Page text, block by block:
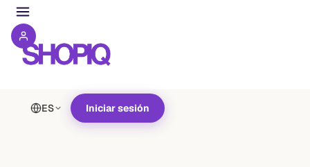
ES Iniciar sesión